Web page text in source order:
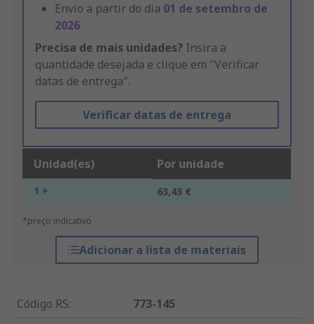
Envio a partir do dia 01 de setembro de
2026
Precisa de mais unidades? Insira a
quantidade desejada e clique em "Verificar
datas de entrega".
Verificar datas de entrega
Unidad(es) Por unidade
1 + 63,43 €
*preço indicativo
Adicionar a lista de materiais
Código RS:
773-145